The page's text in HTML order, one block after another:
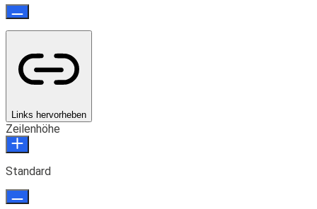
Links hervorheben
Zeilenhöhe
Standard